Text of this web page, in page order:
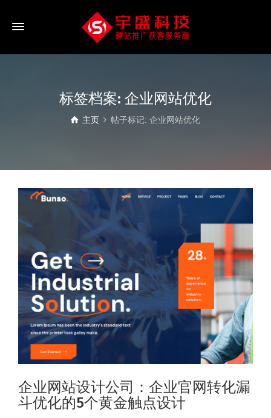
标签档案: 企业网站优化
主页 帖子标记: 企业网站优化
企业网站设计公司：企业官网转化漏
斗优化的5个黄金触点设计